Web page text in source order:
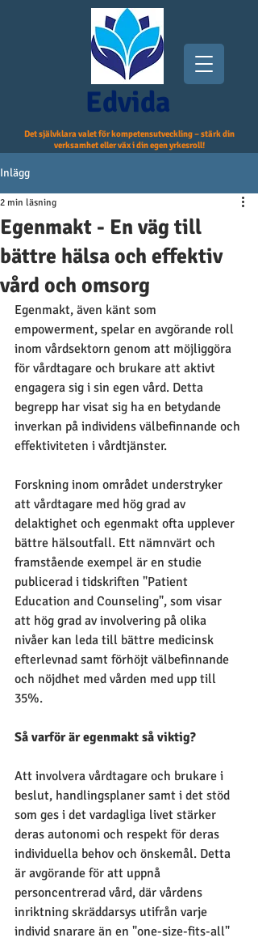
Edvida
Det självklara valet för kompetensutveckling – stärk din
verksamhet eller väx i din egen yrkesroll!
Inlägg
Egenmakt - En väg till
bättre hälsa och effektiv
vård och omsorg
2 min läsning
Egenmakt, även känt som
empowerment, spelar en avgörande roll
inom vårdsektorn genom att möjliggöra
för vårdtagare och brukare att aktivt
engagera sig i sin egen vård. Detta
begrepp har visat sig ha en betydande
inverkan på individens välbefinnande och
effektiviteten i vårdtjänster.
Forskning inom området understryker
att vårdtagare med hög grad av
delaktighet och egenmakt ofta upplever
bättre hälsoutfall. Ett nämnvärt och
framstående exempel är en studie
publicerad i tidskriften "Patient
Education and Counseling", som visar
att hög grad av involvering på olika
nivåer kan leda till bättre medicinsk
efterlevnad samt förhöjt välbefinnande
och nöjdhet med vården med upp till
35%.
Så varför är egenmakt så viktig?
Att involvera vårdtagare och brukare i
beslut, handlingsplaner samt i det stöd
som ges i det vardagliga livet stärker
deras autonomi och respekt för deras
individuella behov och önskemål. Detta
är avgörande för att uppnå
personcentrerad vård, där vårdens
inriktning skräddarsys utifrån varje
individ snarare än en "one-size-fits-all"